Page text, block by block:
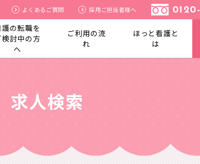
よくあるご質問 採用ご担当者様へ 0120-
の転職を
検討中の方
へ
ご利用の流
れ
ほっと看護と
は
求人検索